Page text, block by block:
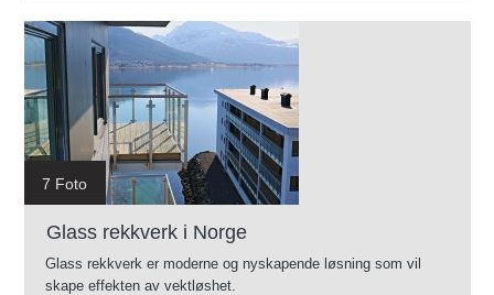
7 Foto
Glass rekkverk i Norge
Glass rekkverk er moderne og nyskapende løsning som vil
skape effekten av vektløshet.